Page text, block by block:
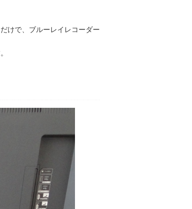
けで、ブルーレイレコーダー